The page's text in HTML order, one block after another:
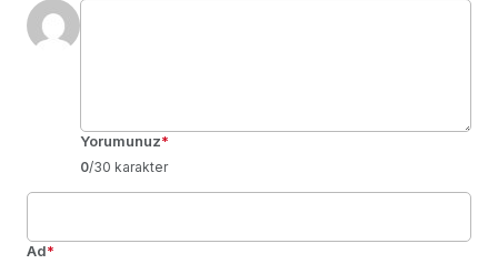
Yorumunuz*
0/30 karakter
Ad*